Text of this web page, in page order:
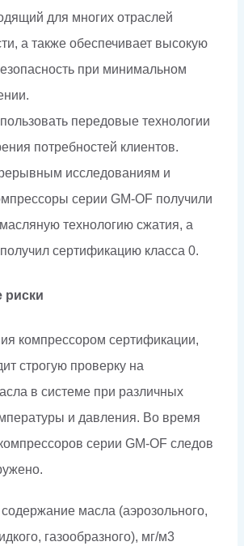
для многих отраслей
а также обеспечивает высокую
при минимальном
передовые технологии
потребностей клиентов.
исследованиям и
серии GM-OF получили
технологию сжатия, а
сертификацию класса 0.
компрессором сертификации,
строгую проверку на
в системе при различных
и давления. Во время
серии GM-OF следов
масла (аэрозольного,
газообразного), мг/м3